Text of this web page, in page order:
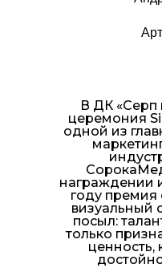
В ДК «Серп
церемония
одной из
награждении
году премия
визуальный
посыл:
только
ценность,